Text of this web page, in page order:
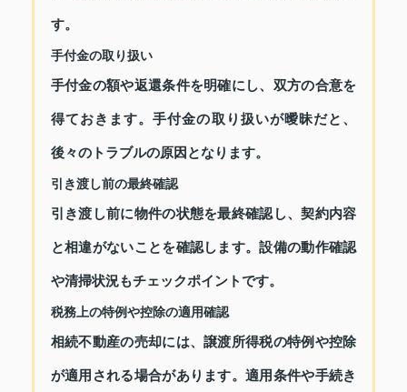
す。
手付金の取り扱い
手付金の額や返還条件を明確にし、双方の合意を
得ておきます。手付金の取り扱いが曖昧だと、
後々のトラブルの原因となります。
引き渡し前の最終確認
引き渡し前に物件の状態を最終確認し、契約内容
と相違がないことを確認します。設備の動作確認
や清掃状況もチェックポイントです。
税務上の特例や控除の適用確認
相続不動産の売却には、譲渡所得税の特例や控除
が適用される場合があります。適用条件や手続き